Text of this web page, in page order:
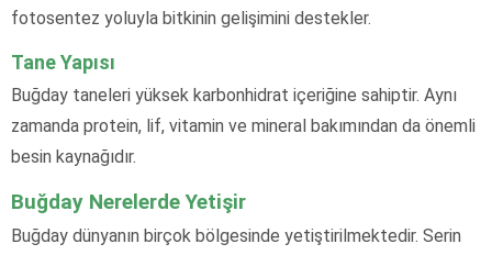
fotosentez yoluyla bitkinin gelişimini destekler.
Tane Yapısı
Buğday taneleri yüksek karbonhidrat içeriğine sahiptir. Aynı
zamanda protein, lif, vitamin ve mineral bakımından da önemli
besin kaynağıdır.
Buğday Nerelerde Yetişir
Buğday dünyanın birçok bölgesinde yetiştirilmektedir. Serin